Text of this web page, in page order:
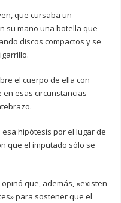
que cursaba un
su mano una botella que
discos compactos y se
el cuerpo de ella con
esas circunstancias
hipótesis por el lugar de
que el imputado sólo se
que, además, «existen
para sostener que el